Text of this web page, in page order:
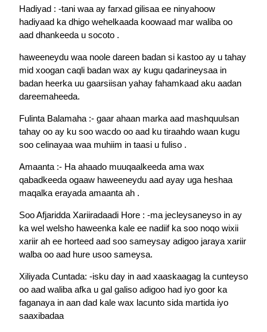
Hadiyad : -tani waa ay farxad gilisaa ee ninyahoow
hadiyaad ka dhigo wehelkaada koowaad mar waliba oo
aad dhankeeda u socoto .
haweeneydu waa noole dareen badan si kastoo ay u tahay
mid xoogan caqli badan wax ay kugu qadarineysaa in
badan heerka uu gaarsiisan yahay fahamkaad aku aadan
dareemaheeda.
Fulinta Balamaha :- gaar ahaan marka aad mashquulsan
tahay oo ay ku soo wacdo oo aad ku tiraahdo waan kugu
soo celinayaa waa muhiim in taasi u fuliso .
Amaanta :- Ha ahaado muuqaalkeeda ama wax
qabadkeeda ogaaw haweeneydu aad ayay uga heshaa
maqalka erayada amaanta ah .
Soo Afjaridda Xariiradaadi Hore : -ma jecleysaneyso in ay
ka wel welsho haweenka kale ee nadiif ka soo noqo wixii
xariir ah ee horteed aad soo sameysay adigoo jaraya xariir
walba oo aad hure usoo sameysa.
Xiliyada Cuntada: -isku day in aad xaaskaagag la cunteyso
oo aad waliba afka u gal galiso adigoo had iyo goor ka
faganaya in aan dad kale wax lacunto sida martida iyo
saaxibadaa